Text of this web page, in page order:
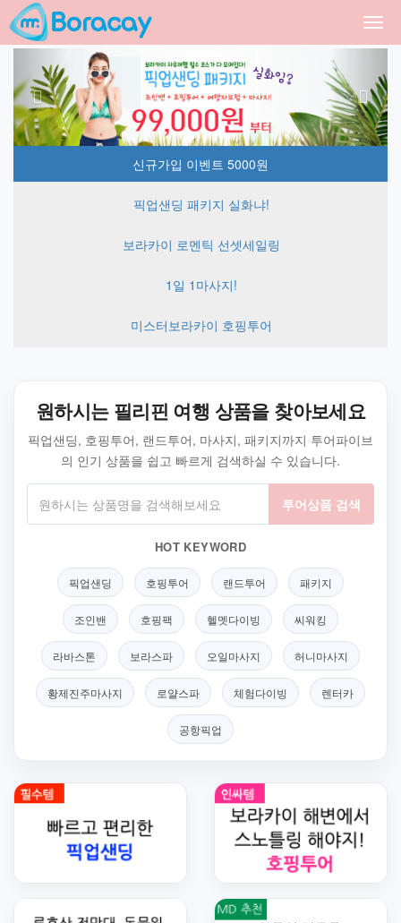
Previous
신규가입 이벤트 5000원
픽업샌딩 패키지 실화냐!
보라카이 로멘틱 선셋세일링
1일 1마사지!
미스터보라카이 호핑투어
원하시는 필리핀 여행 상품을 찾아보세요
픽업샌딩, 호핑투어, 랜드투어, 마사지, 패키지까지 투어파이브
의 인기 상품을 쉽고 빠르게 검색하실 수 있습니다.
투어상품 검색
HOT KEYWORD
픽업샌딩 호핑투어 랜드투어 패키지
조인밴 호핑팩 헬멧다이빙 씨워킹
라바스톤 보라스파 오일마사지 허니마사지
황제진주마사지 로얄스파 체험다이빙 렌터카
공항픽업